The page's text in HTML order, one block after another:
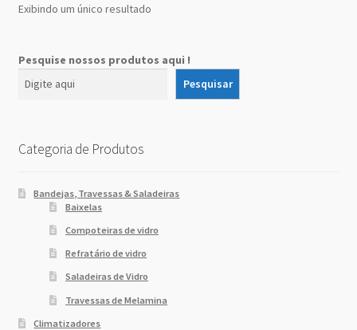
Dony Locações
Portfolio
Search box
Exibindo um único resultado
Pesquise nossos produtos aqui !
Pesquisar
Categoria de Produtos
Bandejas, Travessas & Saladeiras
Baixelas
Compoteiras de vidro
Refratário de vidro
Saladeiras de Vidro
Travessas de Melamina
Climatizadores